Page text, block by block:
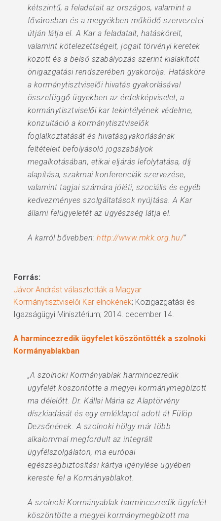
kétszintű, a feladatait az országos, valamint a
fővárosban és a megyékben működő szervezetei
útján látja el. A Kar a feladatait, hatásköreit,
valamint kötelezettségeit, jogait törvényi keretek
között és a belső szabályozás szerint kialakított
önigazgatási rendszerében gyakorolja. Hatásköre
a kormánytisztviselői hivatás gyakorlásával
összefüggő ügyekben az érdekképviselet, a
kormánytisztviselői kar tekintélyének védelme,
konzultáció a kormánytisztviselők
foglalkoztatását és hivatásgyakorlásának
feltételeit befolyásoló jogszabályok
megalkotásában, etikai eljárás lefolytatása, díj
alapítása, szakmai konferenciák szervezése,
valamint tagjai számára jóléti, szociális és egyéb
kedvezményes szolgáltatások nyújtása. A Kar
állami felügyeletét az ügyészség látja el.
A karról bővebben: http://www.mkk.org.hu/”
Forrás:
Jávor Andrást választották a Magyar
Kormánytisztviselői Kar elnökének; Közigazgatási és
Igazságügyi Minisztérium; 2014. december 14.
A harmincezredik ügyfelet köszöntötték a szolnoki
Kormányablakban
„A szolnoki Kormányablak harmincezredik
ügyfelét köszöntötte a megyei kormánymegbízott
ma délelőtt. Dr. Kállai Mária az Alaptörvény
díszkiadását és egy emléklapot adott át Fülöp
Dezsőnének. A szolnoki hölgy már több
alkalommal megfordult az integrált
ügyfélszolgálaton, ma európai
egészségbiztosítási kártya igénylése ügyében
kereste fel a Kormányablakot.
A szolnoki Kormányablak harmincezredik ügyfelét
köszöntötte a megyei kormánymegbízott ma